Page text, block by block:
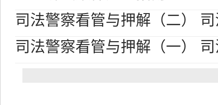
司法警察看管与押解（二）
司法警察看管与押解（一）